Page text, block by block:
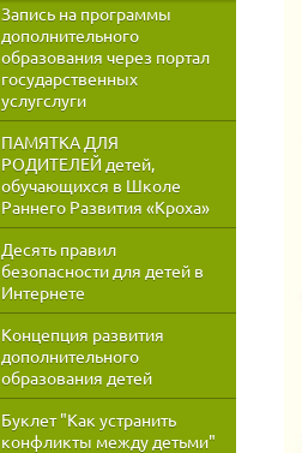
Запись на программы
дополнительного
образования через портал
государственных
услугслуги
ПАМЯТКА ДЛЯ
РОДИТЕЛЕЙ детей,
обучающихся в Школе
Раннего Развития «Кроха»
Десять правил
безопасности для детей в
Интернете
Концепция развития
дополнительного
образования детей
Буклет "Как устранить
конфликты между детьми"